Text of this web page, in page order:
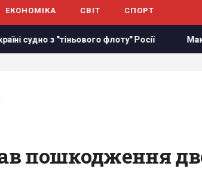
ЕКОНОМІКА СВІТ СПОРТ
флоту" Росії Макрон різко
пошкодження